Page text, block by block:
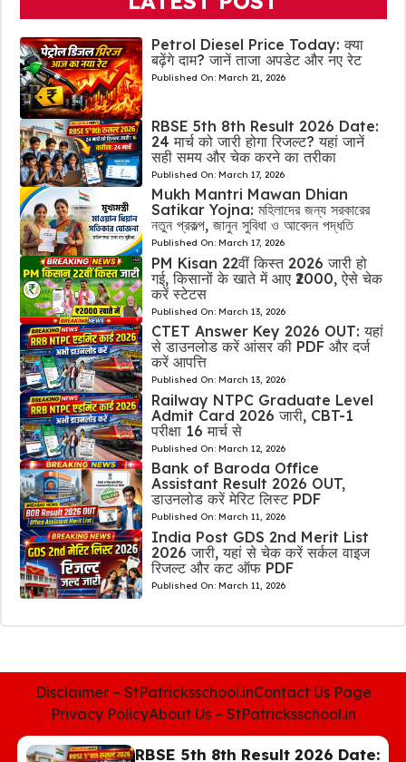
Petrol Diesel Price Today: क्या
बढ़ेंगे दाम? जानें ताजा अपडेट और नए रेट
Published On: March 21, 2026
RBSE 5th 8th Result 2026 Date:
24 मार्च को जारी होगा रिजल्ट? यहां जानें
सही समय और चेक करने का तरीका
Published On: March 17, 2026
Mukh Mantri Mawan Dhian
Satikar Yojna: মহিলাদের জন্য সরকারের
নতুন প্রকল্প, জানুন সুবিধা ও আবেদন পদ্ধতি
Published On: March 17, 2026
PM Kisan 22वीं किस्त 2026 जारी हो
गई, किसानों के खाते में आए ₹2000, ऐसे चेक
करें स्टेटस
Published On: March 13, 2026
CTET Answer Key 2026 OUT: यहां
से डाउनलोड करें आंसर की PDF और दर्ज
करें आपत्ति
Published On: March 13, 2026
Railway NTPC Graduate Level
Admit Card 2026 जारी, CBT-1
परीक्षा 16 मार्च से
Published On: March 12, 2026
Bank of Baroda Office
Assistant Result 2026 OUT,
डाउनलोड करें मेरिट लिस्ट PDF
Published On: March 11, 2026
India Post GDS 2nd Merit List
2026 जारी, यहां से चेक करें सर्कल वाइज
रिजल्ट और कट ऑफ PDF
Published On: March 11, 2026
Disclaimer – StPatricksschool.inContact Us Page
Privacy PolicyAbout Us – StPatricksschool.in
RBSE 5th 8th Result 2026 Date: